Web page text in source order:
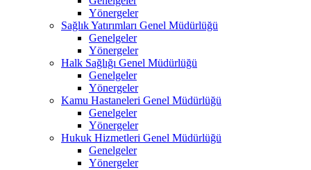
Yönergeler
Sağlık Yatırımları Genel Müdürlüğü
Genelgeler
Yönergeler
Halk Sağlığı Genel Müdürlüğü
Genelgeler
Yönergeler
Kamu Hastaneleri Genel Müdürlüğü
Genelgeler
Yönergeler
Hukuk Hizmetleri Genel Müdürlüğü
Genelgeler
Yönergeler